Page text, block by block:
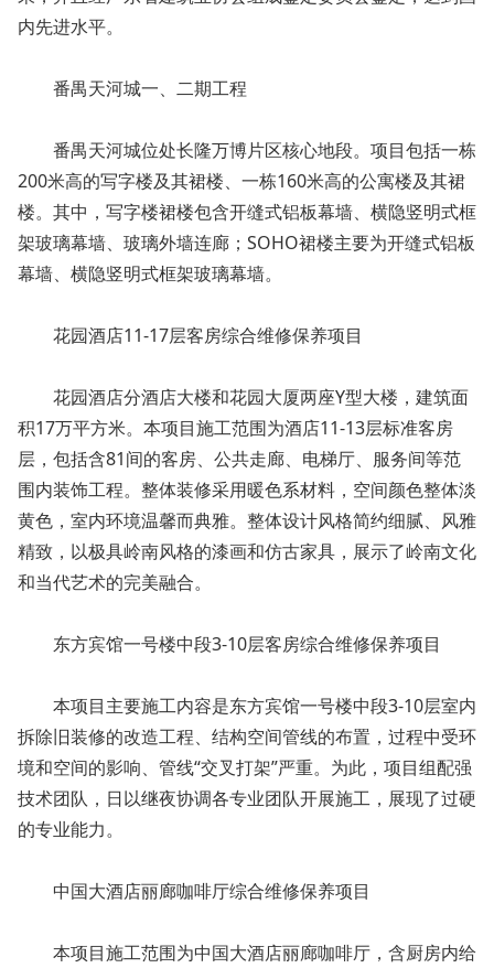
内先进水平。
番禺天河城一、二期工程
番禺天河城位处长隆万博片区核心地段。项目包括一栋
200米高的写字楼及其裙楼、一栋160米高的公寓楼及其裙
楼。其中，写字楼裙楼包含开缝式铝板幕墙、横隐竖明式框
架玻璃幕墙、玻璃外墙连廊；SOHO裙楼主要为开缝式铝板
幕墙、横隐竖明式框架玻璃幕墙。
花园酒店11-17层客房综合维修保养项目
花园酒店分酒店大楼和花园大厦两座Y型大楼，建筑面
积17万平方米。本项目施工范围为酒店11-13层标准客房
层，包括含81间的客房、公共走廊、电梯厅、服务间等范
围内装饰工程。整体装修采用暖色系材料，空间颜色整体淡
黄色，室内环境温馨而典雅。整体设计风格简约细腻、风雅
精致，以极具岭南风格的漆画和仿古家具，展示了岭南文化
和当代艺术的完美融合。
东方宾馆一号楼中段3-10层客房综合维修保养项目
本项目主要施工内容是东方宾馆一号楼中段3-10层室内
拆除旧装修的改造工程、结构空间管线的布置，过程中受环
境和空间的影响、管线“交叉打架”严重。为此，项目组配强
技术团队，日以继夜协调各专业团队开展施工，展现了过硬
的专业能力。
中国大酒店丽廊咖啡厅综合维修保养项目
本项目施工范围为中国大酒店丽廊咖啡厅，含厨房内给